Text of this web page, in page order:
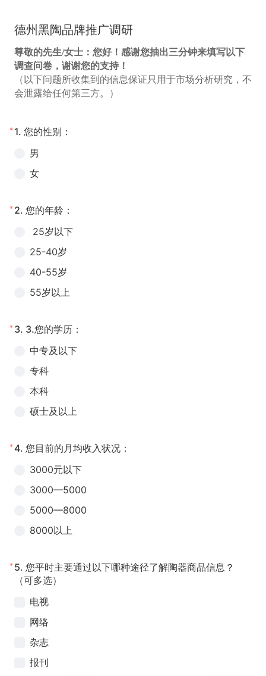
德州黑陶品牌推广调研
尊敬的先生/女士：您好！感谢您抽出三分钟来填写以下
调查问卷，谢谢您的支持！
（以下问题所收集到的信息保证只用于市场分析研究，不
会泄露给任何第三方。）
* 1. 您的性别：
男
女
* 2. 您的年龄：
25岁以下
25-40岁
40-55岁
55岁以上
* 3. 3.您的学历：
中专及以下
专科
本科
硕士及以上
* 4. 您目前的月均收入状况：
3000元以下
3000—5000
5000—8000
8000以上
* 5. 您平时主要通过以下哪种途径了解陶器商品信息？
（可多选）
电视
网络
杂志
报刊